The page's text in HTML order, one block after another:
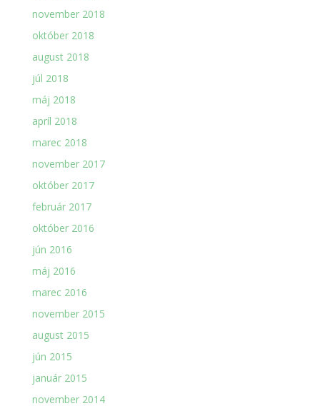
november 2018
október 2018
august 2018
júl 2018
máj 2018
apríl 2018
marec 2018
november 2017
október 2017
február 2017
október 2016
jún 2016
máj 2016
marec 2016
november 2015
august 2015
jún 2015
január 2015
november 2014